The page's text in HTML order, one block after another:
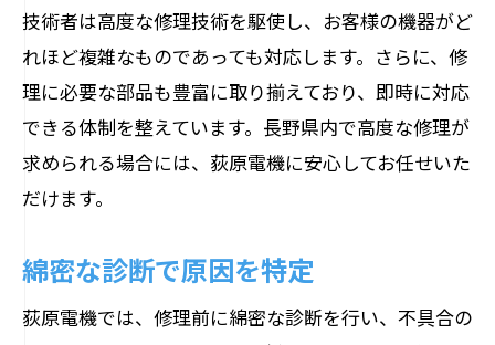
技術者は高度な修理技術を駆使し、お客様の機器がど
れほど複雑なものであっても対応します。さらに、修
理に必要な部品も豊富に取り揃えており、即時に対応
できる体制を整えています。長野県内で高度な修理が
求められる場合には、荻原電機に安心してお任せいた
だけます。
綿密な診断で原因を特定
荻原電機では、修理前に綿密な診断を行い、不具合の